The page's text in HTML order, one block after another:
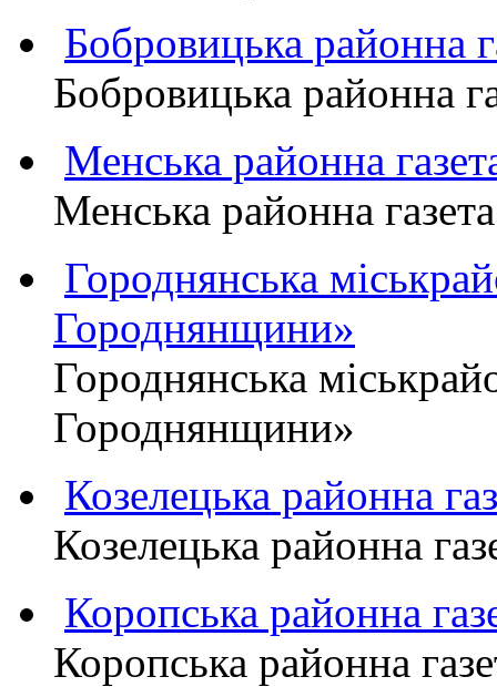
Бобровицька
Бобровицька
Менська районна
Менська районна
Городнянська
Городнянщини»
Городнянська
Городнянщини»
Козелецька районна
Козелецька районна
Коропська районна
Коропська районна